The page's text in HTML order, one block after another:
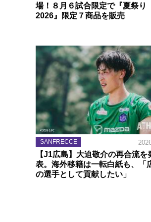
場！８月６試合限定で『夏祭り
2026』限定７商品を販売
SANFRECCE
【J1広島】大迫敬介の再合流を
表。海外移籍は一転白紙も、「
の選手として貢献したい」